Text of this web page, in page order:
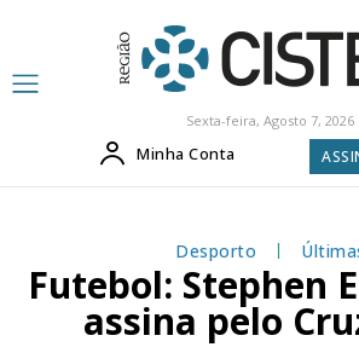
Sexta-feira, Agosto 7, 2026
Minha Conta
Desporto
Futebol: Stephen
assina pelo